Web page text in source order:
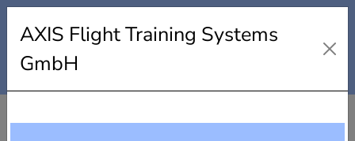
Karte Liste Filter
AXIS Flight Training Systems
GmbH